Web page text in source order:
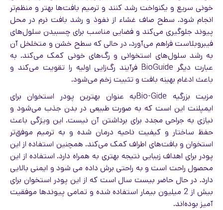
خونی سریع و یکنواخت رشد کنند و ترمیم بافت‌ها بهتر و منظم‌تر
انجام شود. سطح صاف غشاء از نفوذ و رشد بافت نرم در محل
پیوند جلوگیری می‌کند و فضایی مناسب برای چسبیدن سلول‌های
فیبروبلاست فراهم می‌آورد، در حالی که سطح خشن و متخلخل آن
به رشد سلول‌های استخوانی و رگ‌های خونی کمک می‌کند. به
عبارت دیگر BioGuide فرآیند رگ‌زایی اولیه را تقویت می‌کند و
باعث ادغام بهینه بافت و تثبیت زخم می‌شود.
مزیت بزرگیه Bio-Gideبه عنوان بهترین پودر استخوان برای
ایمپلنت این است که به صورت طبیعی در بدن جذب می‌شود و
نیازی به جراحی مجدد برای برداشتن آن نیست. این ویژگی باعث
حفظ ساختار و کیفیت ناحیه درمان شده و به ترمیم موفق‌تر
استخوان و بافت‌های اطراف کمک می‌کند. همچنین استفاده از این
پودر برای اهداف زیبایی نتیجه بهتری به همراه دارد. استفاده از این
محصول راحت است و به راحتی برش داده می شود و ایمنی بالایی
دارد. در حال حاضر بیست سال است که از این پودر استخوان برای
بیش از 2 میلیون بیمار استفاده شده و تمامی پیوندها موفقیت
آمیز بوده‌اند.